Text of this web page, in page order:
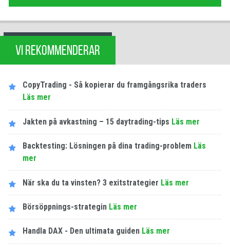
VI REKOMMENDERAR
CopyTrading - Så kopierar du framgångsrika traders
Läs mer
Jakten på avkastning – 15 daytrading-tips Läs mer
Backtesting: Lösningen på dina trading-problem Läs
mer
När ska du ta vinsten? 3 exitstrategier Läs mer
Börsöppnings-strategin Läs mer
Handla DAX - Den ultimata guiden Läs mer